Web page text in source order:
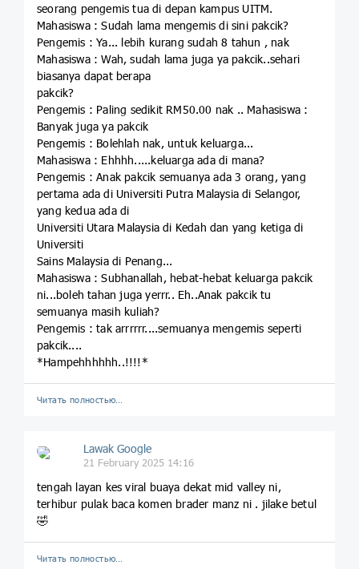
seorang pengemis tua di depan kampus UITM.
Mahasiswa : Sudah lama mengemis di sini pakcik?
Pengemis : Ya... lebih kurang sudah 8 tahun , nak
Mahasiswa : Wah, sudah lama juga ya pakcik..sehari
biasanya dapat berapa
pakcik?
Pengemis : Paling sedikit RM50.00 nak .. Mahasiswa :
Banyak juga ya pakcik
Pengemis : Bolehlah nak, untuk keluarga...
Mahasiswa : Ehhhh.....keluarga ada di mana?
Pengemis : Anak pakcik semuanya ada 3 orang, yang
pertama ada di Universiti Putra Malaysia di Selangor,
yang kedua ada di
Universiti Utara Malaysia di Kedah dan yang ketiga di
Universiti
Sains Malaysia di Penang...
Mahasiswa : Subhanallah, hebat-hebat keluarga pakcik
ni...boleh tahan juga yerrr.. Eh..Anak pakcik tu
semuanya masih kuliah?
Pengemis : tak arrrrrr....semuanya mengemis seperti
pakcik....
*Hampehhhhhh..!!!!*
Читать полностью…
Lawak Google
21 February 2025 14:16
tengah layan kes viral buaya dekat mid valley ni,
terhibur pulak baca komen brader manz ni . jilake betul
🤣
Читать полностью…